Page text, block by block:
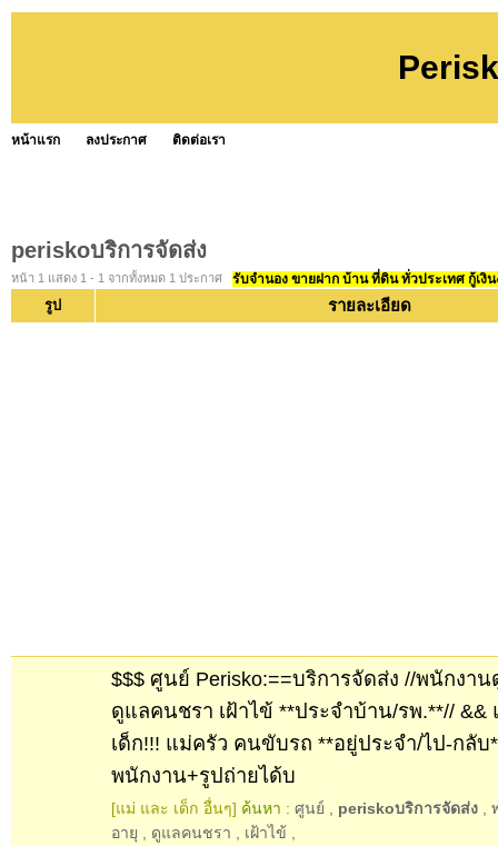
หน้าแรก ลงประกาศ ติดต่อเรา
periskoบริการจัดส่ง
หน้า 1 แสดง 1 - 1 จากทั้งหมด 1 ประกาศ รับจำนอง ขายฝาก บ้าน ที่ดิน ทั่วประเทศ กู้เงิ
รูป รายละเอียด
$$$ ศูนย์ Perisko:==บริการจัดส่ง //พนักงา
ดูแลคนชรา เฝ้าไข้ **ประจำบ้าน/รพ.**// &&
เด็ก!!! แม่ครัว คนขับรถ **อยู่ประจำ/ไป-กลับ
พนักงาน+รูปถ่ายได้บ
[แม่ และ เด็ก อื่นๆ] ค้นหา : ศูนย์ periskoบริการจัดส่ง
อายุ
ดูแลคนชรา เฝ้าไข้